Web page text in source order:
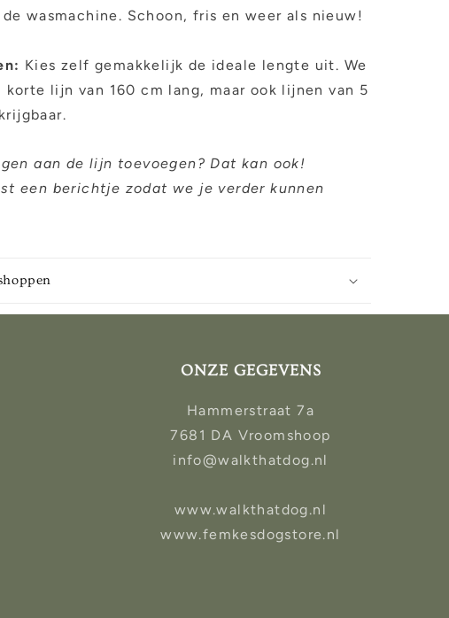
wasmachine. Schoon, fris en weer als nieuw!
Kies zelf gemakkelijk de ideale lengte uit. We
lijn van 160 cm lang, maar ook lijnen van 5
aan de lijn toevoegen? Dat kan ook!
een berichtje zodat we je verder kunnen
ONZE GEGEVENS
Hammerstraat 7a
7681 DA Vroomshoop
info@walkthatdog.nl
www.walkthatdog.nl
www.femkesdogstore.nl